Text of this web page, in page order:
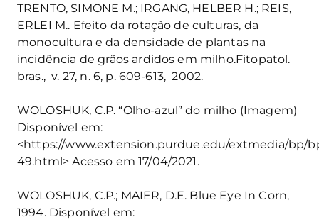
TRENTO, SIMONE M.; IRGANG, HELBER H.; REIS,
ERLEI M.. Efeito da rotação de culturas, da
monocultura e da densidade de plantas na
incidência de grãos ardidos em milho.Fitopatol.
bras., v. 27, n. 6, p. 609-613, 2002.
WOLOSHUK, C.P. “Olho-azul” do milho (Imagem)
Disponível em:
<https://www.extension.purdue.edu/extmedia/bp/
49.html> Acesso em 17/04/2021.
WOLOSHUK, C.P.; MAIER, D.E. Blue Eye In Corn,
1994. Disponível em: